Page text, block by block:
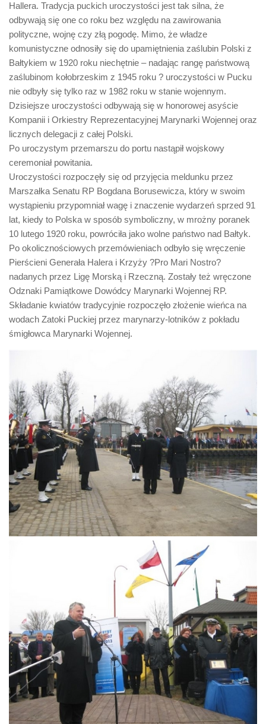
Hallera. Tradycja puckich uroczystości jest tak silna, że
odbywają się one co roku bez względu na zawirowania
polityczne, wojnę czy złą pogodę. Mimo, że władze
komunistyczne odnosiły się do upamiętnienia zaślubin Polski z
Bałtykiem w 1920 roku niechętnie – nadając rangę państwową
zaślubinom kołobrzeskim z 1945 roku ? uroczystości w Pucku
nie odbyły się tylko raz w 1982 roku w stanie wojennym.
Dzisiejsze uroczystości odbywają się w honorowej asyście
Kompanii i Orkiestry Reprezentacyjnej Marynarki Wojennej oraz
licznych delegacji z całej Polski.
Po uroczystym przemarszu do portu nastąpił wojskowy
ceremoniał powitania.
Uroczystości rozpoczęły się od przyjęcia meldunku przez
Marszałka Senatu RP Bogdana Borusewicza, który w swoim
wystąpieniu przypomniał wagę i znaczenie wydarzeń sprzed 91
lat, kiedy to Polska w sposób symboliczny, w mrożny poranek
10 lutego 1920 roku, powróciła jako wolne państwo nad Bałtyk.
Po okolicznościowych przemówieniach odbyło się wręczenie
Pierścieni Generała Halera i Krzyży ?Pro Mari Nostro?
nadanych przez Ligę Morską i Rzeczną. Zostały też wręczone
Odznaki Pamiątkowe Dowódcy Marynarki Wojennej RP.
Składanie kwiatów tradycyjnie rozpoczęło złożenie wieńca na
wodach Zatoki Puckiej przez marynarzy-lotników z pokładu
śmigłowca Marynarki Wojennej.